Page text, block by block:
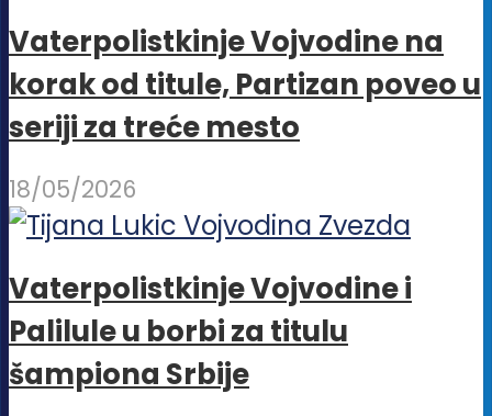
Vaterpolistkinje Vojvodine na
korak od titule, Partizan poveo u
seriji za treće mesto
18/05/2026
Vaterpolistkinje Vojvodine i
Palilule u borbi za titulu
šampiona Srbije